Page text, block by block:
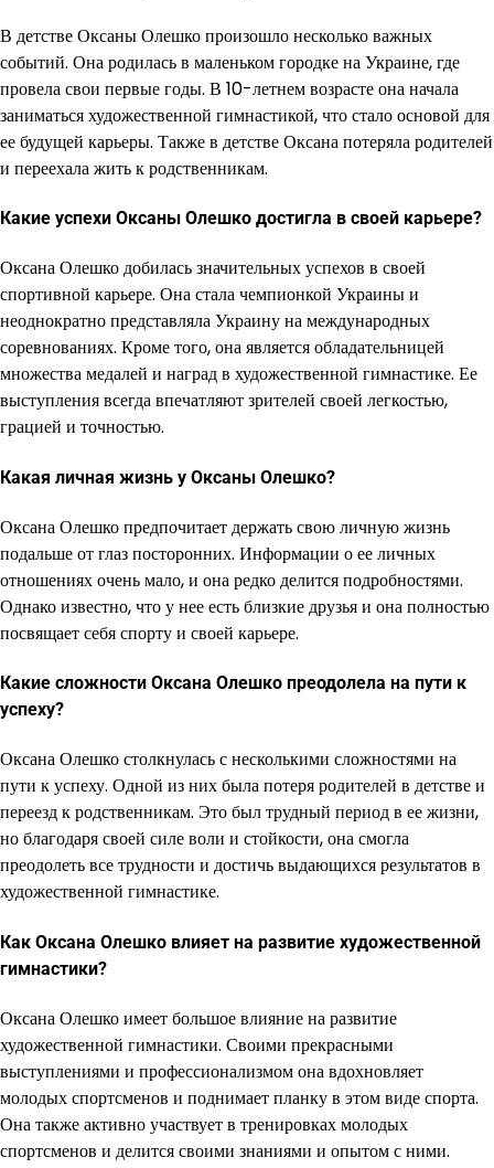
В детстве Оксаны Олешко произошло несколько важных
событий. Она родилась в маленьком городке на Украине, где
провела свои первые годы. В 10-летнем возрасте она начала
заниматься художественной гимнастикой, что стало основой для
ее будущей карьеры. Также в детстве Оксана потеряла родителей
и переехала жить к родственникам.
Какие успехи Оксаны Олешко достигла в своей карьере?
Оксана Олешко добилась значительных успехов в своей
спортивной карьере. Она стала чемпионкой Украины и
неоднократно представляла Украину на международных
соревнованиях. Кроме того, она является обладательницей
множества медалей и наград в художественной гимнастике. Ее
выступления всегда впечатляют зрителей своей легкостью,
грацией и точностью.
Какая личная жизнь у Оксаны Олешко?
Оксана Олешко предпочитает держать свою личную жизнь
подальше от глаз посторонних. Информации о ее личных
отношениях очень мало, и она редко делится подробностями.
Однако известно, что у нее есть близкие друзья и она полностью
посвящает себя спорту и своей карьере.
Какие сложности Оксана Олешко преодолела на пути к
успеху?
Оксана Олешко столкнулась с несколькими сложностями на
пути к успеху. Одной из них была потеря родителей в детстве и
переезд к родственникам. Это был трудный период в ее жизни,
но благодаря своей силе воли и стойкости, она смогла
преодолеть все трудности и достичь выдающихся результатов в
художественной гимнастике.
Как Оксана Олешко влияет на развитие художественной
гимнастики?
Оксана Олешко имеет большое влияние на развитие
художественной гимнастики. Своими прекрасными
выступлениями и профессионализмом она вдохновляет
молодых спортсменов и поднимает планку в этом виде спорта.
Она также активно участвует в тренировках молодых
спортсменов и делится своими знаниями и опытом с ними.